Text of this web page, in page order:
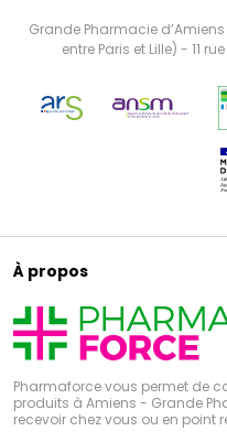
Grande Pharmacie
entre Paris et Lille) - 11
À propos
Pharmaforce vous permet de
produits à Amiens - Grande
recevoir chez vous ou en point